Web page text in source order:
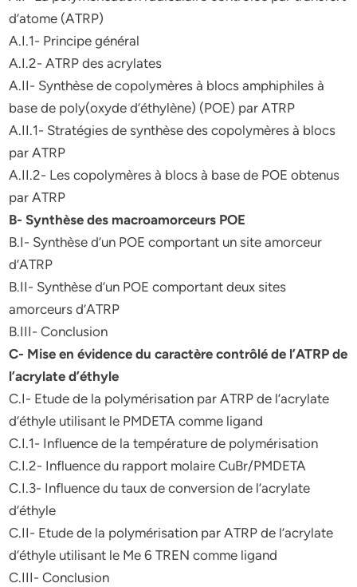
d’atome (ATRP)
A.I.1- Principe général
A.I.2- ATRP des acrylates
A.II- Synthèse de copolymères à blocs amphiphiles à
base de poly(oxyde d’éthylène) (POE) par ATRP
A.II.1- Stratégies de synthèse des copolymères à blocs
par ATRP
A.II.2- Les copolymères à blocs à base de POE obtenus
par ATRP
B- Synthèse des macroamorceurs POE
B.I- Synthèse d’un POE comportant un site amorceur
d’ATRP
B.II- Synthèse d’un POE comportant deux sites
amorceurs d’ATRP
B.III- Conclusion
C- Mise en évidence du caractère contrôlé de l’ATRP de
l’acrylate d’éthyle
C.I- Etude de la polymérisation par ATRP de l’acrylate
d’éthyle utilisant le PMDETA comme ligand
C.I.1- Influence de la température de polymérisation
C.I.2- Influence du rapport molaire CuBr/PMDETA
C.I.3- Influence du taux de conversion de l’acrylate
d’éthyle
C.II- Etude de la polymérisation par ATRP de l’acrylate
d’éthyle utilisant le Me 6 TREN comme ligand
C.III- Conclusion